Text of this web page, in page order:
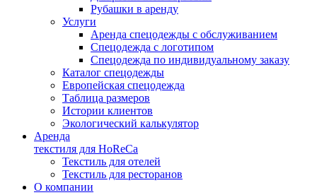
Рубашки в аренду
Услуги
Аренда спецодежды с обслуживанием
Спецодежда с логотипом
Спецодежда по индивидуальному заказу
Каталог спецодежды
Европейская спецодежда
Таблица размеров
Истории клиентов
Экологический калькулятор
Аренда
текстиля для HoReCa
Текстиль для отелей
Текстиль для ресторанов
О компании